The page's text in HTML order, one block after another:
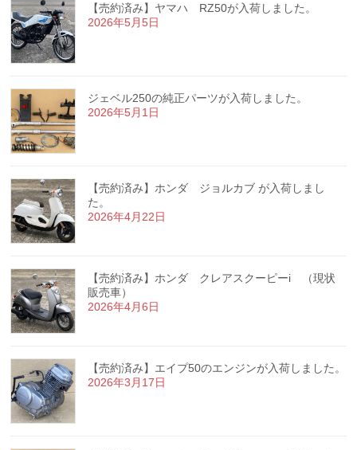
【売約済み】ヤマハ RZ50が入荷しました。
2026年5月5日
ジェベル250の純正パーツが入荷しました。
2026年5月1日
【売約済み】ホンダ ジョルカブ が入荷しまし
た。
2026年4月22日
【売約済み】ホンダ クレアスクーピーi （現状
販売車）
2026年4月6日
【売約済み】エイプ50のエンジンが入荷しました。
2026年3月17日